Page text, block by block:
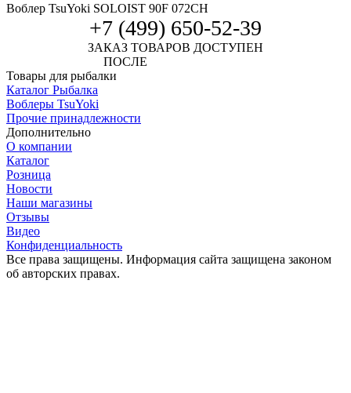
Воблер TsuYoki SOLOIST 90F 072CH
+7 (499) 650-52-39
ЗАКАЗ ТОВАРОВ ДОСТУПЕН
ПОСЛЕ
Товары для рыбалки
Каталог Рыбалка
Воблеры TsuYoki
Прочие принадлежности
Дополнительно
О компании
Каталог
Розница
Новости
Наши магазины
Отзывы
Видео
Конфиденциальность
Все права защищены. Информация сайта защищена законом
об авторских правах.